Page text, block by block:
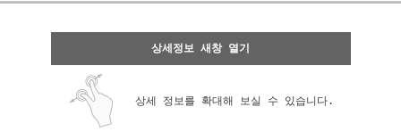
상세정보 새창 열기
상세 정보를 확대해 보실 수 있습니다.